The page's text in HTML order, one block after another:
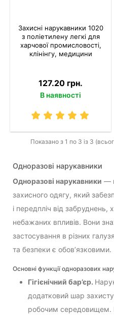
Захисні нарукавники 1020
з поліетилену легкі для
харчової промисловості,
клінінгу, медицини
127.20 грн.
В наявності
Показано з 1 по 3 із 3
Одноразові нарукавники
Одноразові нарукавники —
захисного одягу, який
і передпліч від забруднень,
небажаних впливів. Вони
застосування в різних
та безпеки є обов’язковими.
Основні функції одноразових
Гігієнічний бар’єр.
додатковий шар
робочим середовищем.